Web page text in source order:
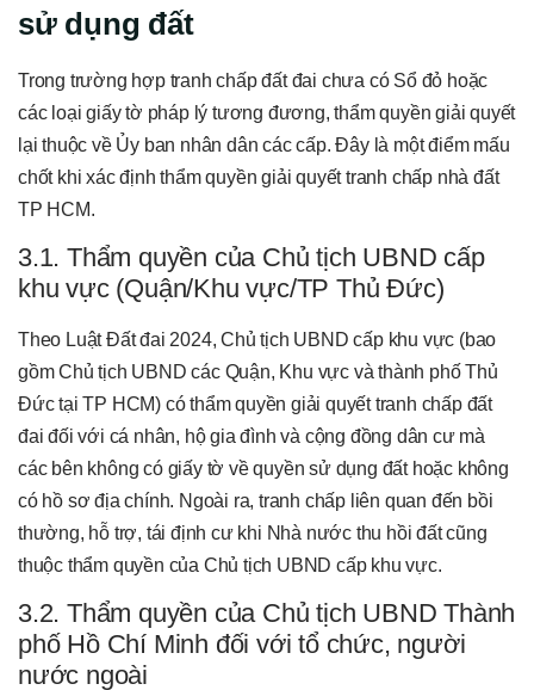
sử dụng đất
Trong trường hợp tranh chấp đất đai chưa có Sổ đỏ hoặc
các loại giấy tờ pháp lý tương đương, thẩm quyền giải quyết
lại thuộc về Ủy ban nhân dân các cấp. Đây là một điểm mấu
chốt khi xác định thẩm quyền giải quyết tranh chấp nhà đất
TP HCM.
3.1. Thẩm quyền của Chủ tịch UBND cấp
khu vực (Quận/Khu vực/TP Thủ Đức)
Theo Luật Đất đai 2024, Chủ tịch UBND cấp khu vực (bao
gồm Chủ tịch UBND các Quận, Khu vực và thành phố Thủ
Đức tại TP HCM) có thẩm quyền giải quyết tranh chấp đất
đai đối với cá nhân, hộ gia đình và cộng đồng dân cư mà
các bên không có giấy tờ về quyền sử dụng đất hoặc không
có hồ sơ địa chính. Ngoài ra, tranh chấp liên quan đến bồi
thường, hỗ trợ, tái định cư khi Nhà nước thu hồi đất cũng
thuộc thẩm quyền của Chủ tịch UBND cấp khu vực.
3.2. Thẩm quyền của Chủ tịch UBND Thành
phố Hồ Chí Minh đối với tổ chức, người
nước ngoài